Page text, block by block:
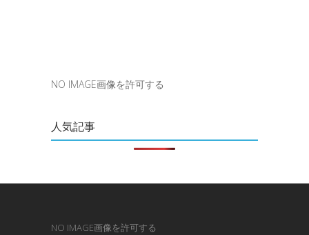
NO IMAGE画像を許可する
人気記事
NO IMAGE画像を許可する